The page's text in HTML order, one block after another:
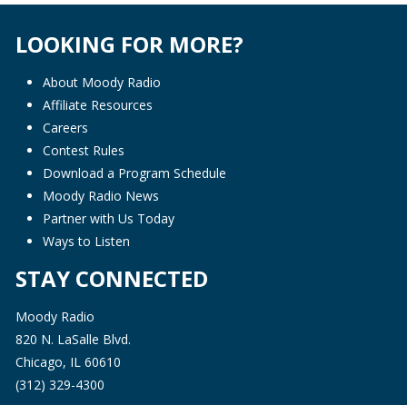
LOOKING FOR MORE?
About Moody Radio
Affiliate Resources
Careers
Contest Rules
Download a Program Schedule
Moody Radio News
Partner with Us Today
Ways to Listen
STAY CONNECTED
Moody Radio
820 N. LaSalle Blvd.
Chicago, IL 60610
(312) 329-4300